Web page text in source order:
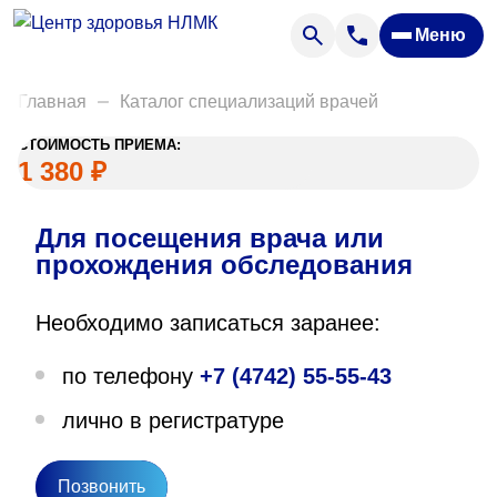
Меню
Анализы
Акции
Пациентам
Вакансии
О нас
Вопрос — ответ
Направления деятельности
Новости
Главная Каталог специализаций врачей
СТОИМОСТЬ ПРИЕМА:
1 380 ₽
Для посещения врача или
прохождения обследования
Необходимо записаться заранее:
по телефону +7 (4742) 55-55-43
лично в регистратуре
Позвонить